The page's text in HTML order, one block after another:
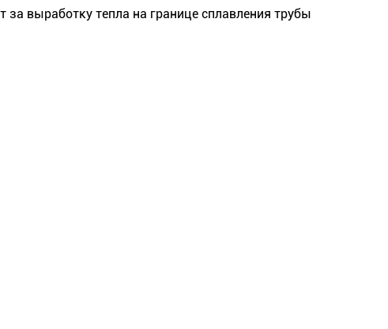
выработку тепла на границе сплавления трубы